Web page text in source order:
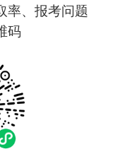
率、报考问题
码